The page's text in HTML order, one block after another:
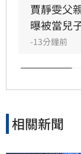
在門外落
父親曬太
父親，沒想
後便陷入永
中最深的遺
關係，但錯
賈靜雯父
曝被當兒
-13分鐘前
相關新聞